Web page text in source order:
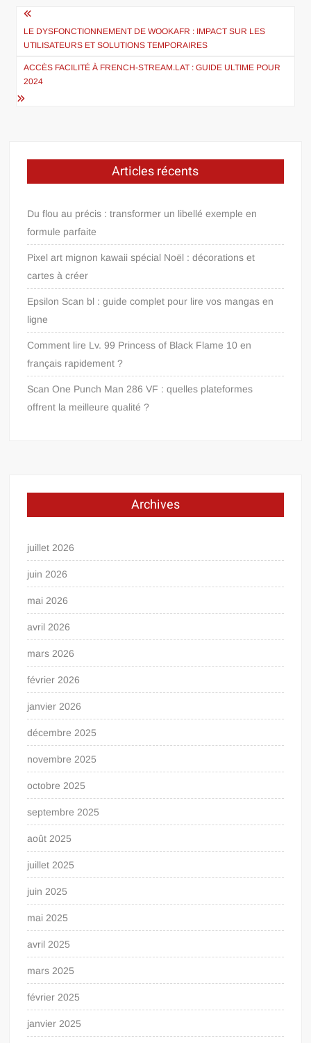
Navigation
de
l’article
LE DYSFONCTIONNEMENT DE WOOKAFR : IMPACT SUR LES
UTILISATEURS ET SOLUTIONS TEMPORAIRES
ACCÈS FACILITÉ À FRENCH-STREAM.LAT : GUIDE ULTIME POUR
2024
Articles récents
Du flou au précis : transformer un libellé exemple en
formule parfaite
Pixel art mignon kawaii spécial Noël : décorations et
cartes à créer
Epsilon Scan bl : guide complet pour lire vos mangas en
ligne
Comment lire Lv. 99 Princess of Black Flame 10 en
français rapidement ?
Scan One Punch Man 286 VF : quelles plateformes
offrent la meilleure qualité ?
Archives
juillet 2026
juin 2026
mai 2026
avril 2026
mars 2026
février 2026
janvier 2026
décembre 2025
novembre 2025
octobre 2025
septembre 2025
août 2025
juillet 2025
juin 2025
mai 2025
avril 2025
mars 2025
février 2025
janvier 2025